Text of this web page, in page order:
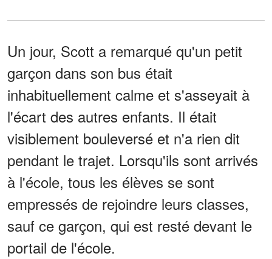
Un jour, Scott a remarqué qu'un petit
garçon dans son bus était
inhabituellement calme et s'asseyait à
l'écart des autres enfants. Il était
visiblement bouleversé et n'a rien dit
pendant le trajet. Lorsqu'ils sont arrivés
à l'école, tous les élèves se sont
empressés de rejoindre leurs classes,
sauf ce garçon, qui est resté devant le
portail de l'école.